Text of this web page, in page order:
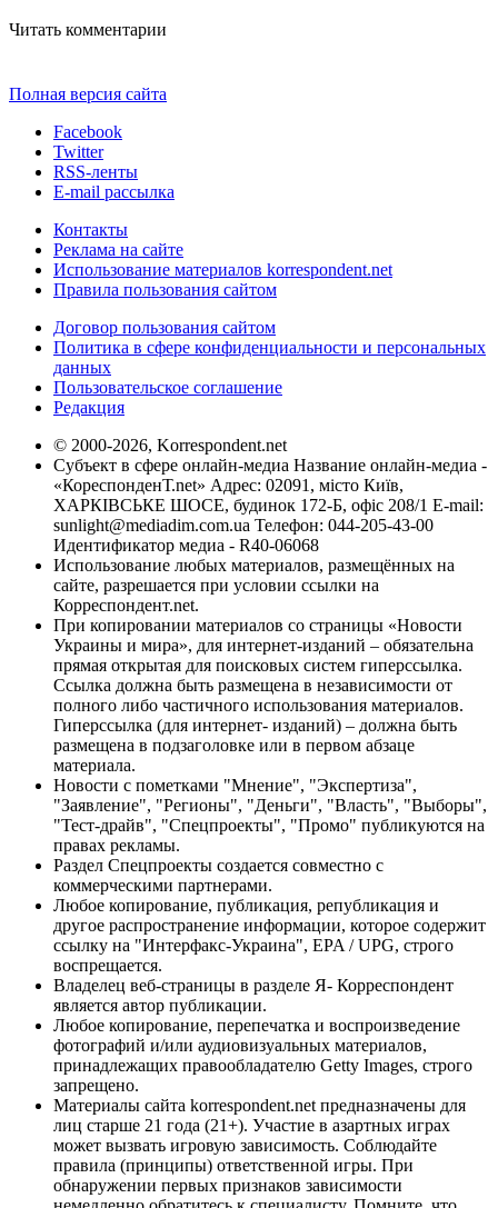
Читать комментарии
Полная версия сайта
Facebook
Twitter
RSS-ленты
E-mail рассылка
Контакты
Реклама на сайте
Использование материалов korrespondent.net
Правила пользования сайтом
Договор пользования сайтом
Политика в сфере конфиденциальности и персональных
данных
Пользовательское соглашение
Редакция
© 2000-2026, Korrespondent.net
Субъект в сфере онлайн-медиа Название онлайн-медиа -
«КореспонденТ.net» Адрес: 02091, місто Київ,
ХАРКІВСЬКЕ ШОСЕ, будинок 172-Б, офіс 208/1 E-mail:
sunlight@mediadim.com.ua Телефон: 044-205-43-00
Идентификатор медиа - R40-06068
Использование любых материалов, размещённых на
сайте, разрешается при условии ссылки на
Корреспондент.net.
При копировании материалов со страницы «Новости
Украины и мира», для интернет-изданий – обязательна
прямая открытая для поисковых систем гиперссылка.
Ссылка должна быть размещена в независимости от
полного либо частичного использования материалов.
Гиперссылка (для интернет- изданий) – должна быть
размещена в подзаголовке или в первом абзаце
материала.
Новости с пометками "Мнение", "Экспертиза",
"Заявление", "Регионы", "Деньги", "Власть", "Выборы",
"Тест-драйв", "Спецпроекты", "Промо" публикуются на
правах рекламы.
Раздел Спецпроекты создается совместно с
коммерческими партнерами.
Любое копирование, публикация, републикация и
другое распространение информации, которое содержит
ссылку на "Интерфакс-Украина", EPA / UPG, строго
воспрещается.
Владелец веб-страницы в разделе Я- Корреспондент
является автор публикации.
Любое копирование, перепечатка и воспроизведение
фотографий и/или аудиовизуальных материалов,
принадлежащих правообладателю Getty Images, строго
запрещено.
Материалы сайта korrespondent.net предназначены для
лиц старше 21 года (21+). Участие в азартных играх
может вызвать игровую зависимость. Соблюдайте
правила (принципы) ответственной игры. При
обнаружении первых признаков зависимости